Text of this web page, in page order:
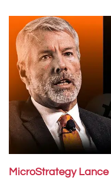
MicroStrategy